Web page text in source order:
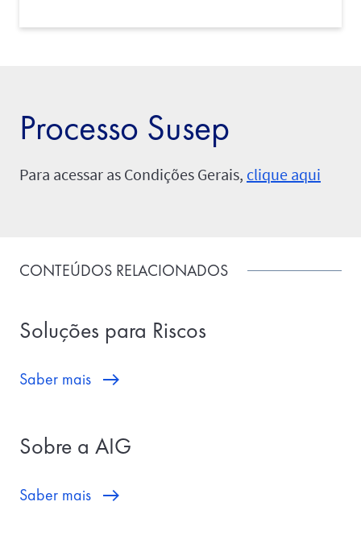
Processo Susep
Para acessar as Condições Gerais, clique aqui
CONTEÚDOS RELACIONADOS
Soluções para Riscos
Saber mais
Sobre a AIG
Saber mais